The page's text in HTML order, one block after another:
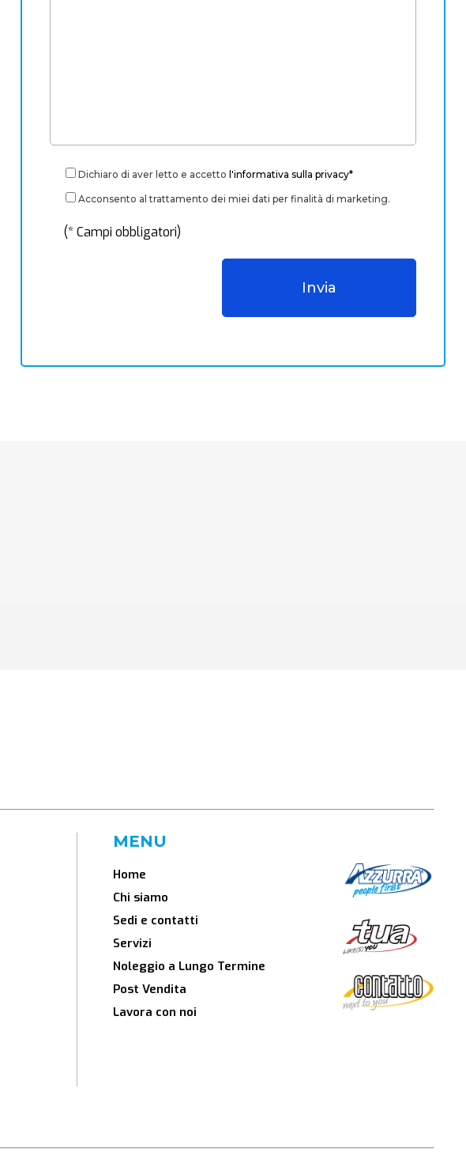
Dichiaro di aver letto e accetto l'informativa sulla privacy*
Acconsento al trattamento dei miei dati per finalità di marketing.
(* Campi obbligatori)
MENU
Home
Chi siamo
Sedi e contatti
Servizi
Noleggio a Lungo Termine
Post Vendita
Lavora con noi